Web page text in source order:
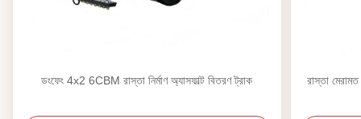
ডংফেং 4x2 6CBM রাস্তা নির্মাণ অ্যাসফাল্ট বিতরণ ট্রাক রাস্তা